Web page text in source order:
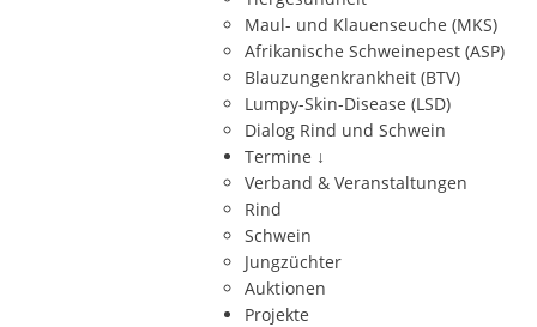
Maul- und Klauenseuche (MKS)
Afrikanische Schweinepest (ASP)
Blauzungenkrankheit (BTV)
Lumpy-Skin-Disease (LSD)
Dialog Rind und Schwein
Termine ↓
Verband & Veranstaltungen
Rind
Schwein
Jungzüchter
Auktionen
Projekte